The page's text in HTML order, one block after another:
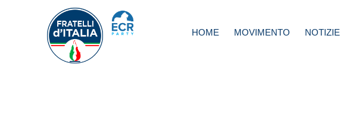
HOME MOVIMENTO NOTIZIE